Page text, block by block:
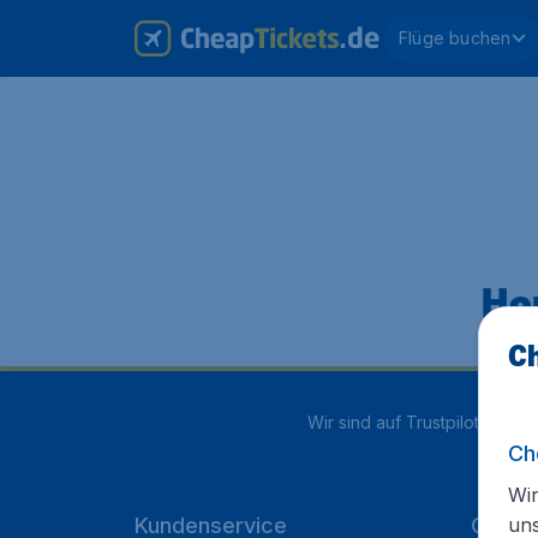
Flüge buchen
Wir sind auf Trustpilot mit
Kundenservice